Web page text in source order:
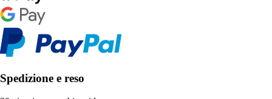
Spedizione e reso